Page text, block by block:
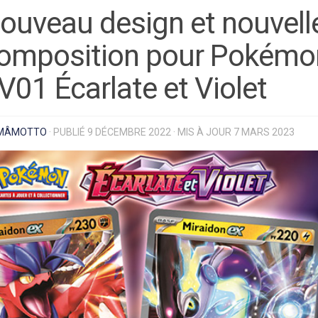
design et
pour
Écarlate et Violet
· PUBLIÉ 9 DÉCEMBRE 2022 · MIS À JOUR 7 MARS 2023